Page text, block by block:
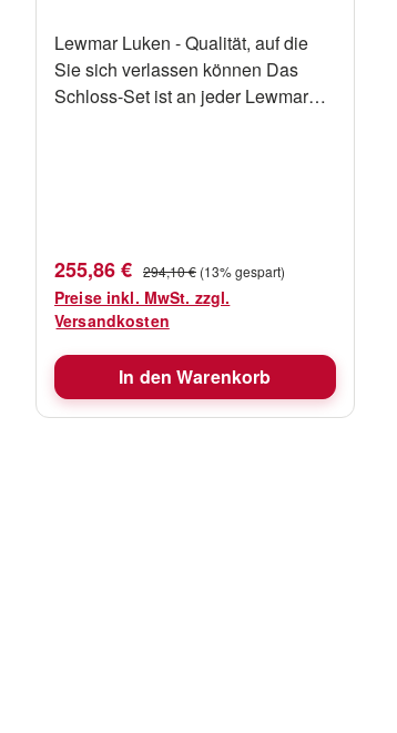
Lewmar Luken - Qualität, auf die
Sie sich verlassen können Das
Schloss-Set ist an jeder Lewmar
Verkaufspreis:
255,86 € Regulärer Preis:
294,10 € (13% gespart)
Preise inkl. MwSt. zzgl.
Versandkosten
In den Warenkorb